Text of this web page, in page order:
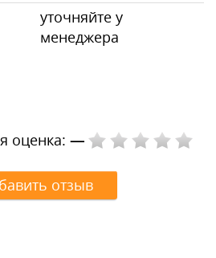
уточняйте у
менеджера
оценка: —
отзыв